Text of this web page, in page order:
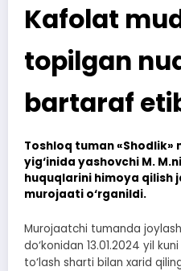
Kafolat
topilgan
bartaraf
Toshloq tuman
yig‘inida yashovchi M.
huquqlarini himoya qilish
murojaati o‘rganildi.
Murojaatchi tumanda
do‘konidan 13.01.2024 yil
to‘lash sharti bilan xarid